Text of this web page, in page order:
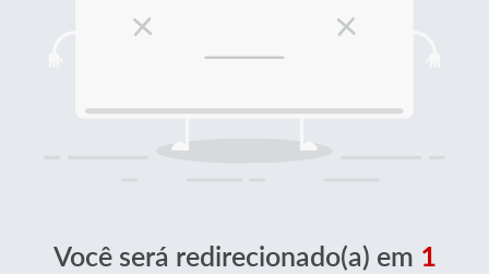
Você será redirecionado(a) em 1